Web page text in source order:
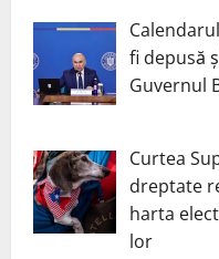
fi depusă
Guvernul
Curtea
dreptate
harta
lor